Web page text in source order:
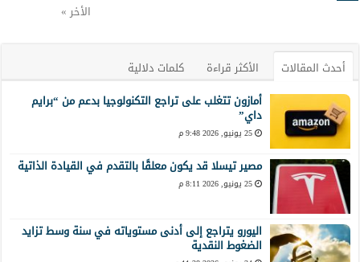
الأخر »
أحدث المقالات الأكثر قراءة
كلمات دلالية
أمازون تتغلب على تراجع التكنولوجيا بدعم من “برايم
داي”
25 يونيو, 2026 9:48 م
مصير تيسلا قد يكون معلقًا بالتقدم في القيادة الذاتية
25 يونيو, 2026 8:11 م
اليورو يتراجع إلى أدنى مستوياته في سنة وسط تزايد
الضغوط النقدية